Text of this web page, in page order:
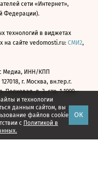
и технологии
данным сайтом, вы
файлов cookie
с Политикой в
ОК
сети «Интернет»,
Федерации).
технологий в виджетах
на сайте vedomosti.ru: СМИ2,
Медиа, ИНН/КПП
127018, г. Москва, вн.тер.г.
д. 3, стр. 1 1999—